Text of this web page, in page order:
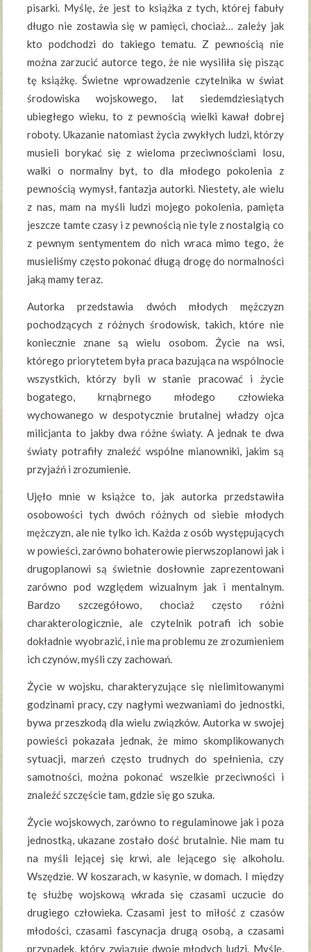
pisarki. Myślę, że jest to książka z tych, której fabuły
długo nie zostawia się w pamięci, chociaż… zależy jak
kto podchodzi do takiego tematu. Z pewnością nie
można zarzucić autorce tego, że nie wysiliła się pisząc
tę książkę. Świetne wprowadzenie czytelnika w świat
środowiska wojskowego, lat siedemdziesiątych
ubiegłego wieku, to z pewnością wielki kawał dobrej
roboty. Ukazanie natomiast życia zwykłych ludzi, którzy
musieli borykać się z wieloma przeciwnościami losu,
walki o normalny byt, to dla młodego pokolenia z
pewnością wymysł, fantazja autorki. Niestety, ale wielu
z nas, mam na myśli ludzi mojego pokolenia, pamięta
jeszcze tamte czasy i z pewnością nie tyle z nostalgią co
z pewnym sentymentem do nich wraca mimo tego, że
musieliśmy często pokonać długą drogę do normalności
jaką mamy teraz.
Autorka przedstawia dwóch młodych mężczyzn
pochodzących z różnych środowisk, takich, które nie
koniecznie znane są wielu osobom. Życie na wsi,
którego priorytetem była praca bazująca na wspólnocie
wszystkich, którzy byli w stanie pracować i życie
bogatego, krnąbrnego młodego człowieka
wychowanego w despotycznie brutalnej władzy ojca
milicjanta to jakby dwa różne światy. A jednak te dwa
światy potrafiły znaleźć wspólne mianowniki, jakim są
przyjaźń i zrozumienie.
Ujęło mnie w książce to, jak autorka przedstawiła
osobowości tych dwóch różnych od siebie młodych
mężczyzn, ale nie tylko ich. Każda z osób występujących
w powieści, zarówno bohaterowie pierwszoplanowi jak i
drugoplanowi są świetnie dosłownie zaprezentowani
zarówno pod względem wizualnym jak i mentalnym.
Bardzo szczegółowo, chociaż często różni
charakterologicznie, ale czytelnik potrafi ich sobie
dokładnie wyobrazić, i nie ma problemu ze zrozumieniem
ich czynów, myśli czy zachowań.
Życie w wojsku, charakteryzujące się nielimitowanymi
godzinami pracy, czy nagłymi wezwaniami do jednostki,
bywa przeszkodą dla wielu związków. Autorka w swojej
powieści pokazała jednak, że mimo skomplikowanych
sytuacji, marzeń często trudnych do spełnienia, czy
samotności, można pokonać wszelkie przeciwności i
znaleźć szczęście tam, gdzie się go szuka.
Życie wojskowych, zarówno to regulaminowe jak i poza
jednostką, ukazane zostało dość brutalnie. Nie mam tu
na myśli lejącej się krwi, ale lejącego się alkoholu.
Wszędzie. W koszarach, w kasynie, w domach. I między
tę służbę wojskową wkrada się czasami uczucie do
drugiego człowieka. Czasami jest to miłość z czasów
młodości, czasami fascynacja drugą osobą, a czasami
przypadek, który związuje dwoje młodych ludzi. Myślę,